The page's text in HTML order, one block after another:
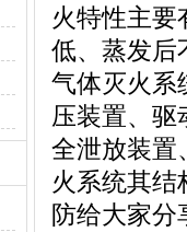
火特性主要
低、蒸发后
气体灭火系
压装置、驱
全泄放装置
火系统其结
防给大家分